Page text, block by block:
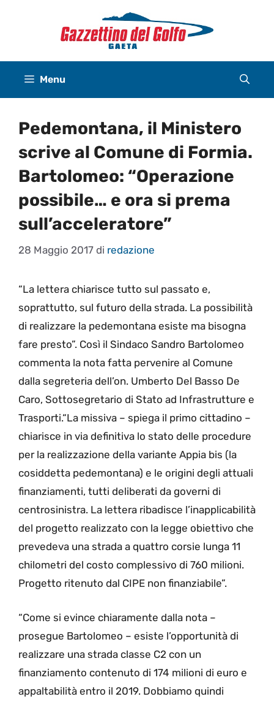
Menu
Pedemontana, il Ministero
scrive al Comune di Formia.
Bartolomeo: “Operazione
possibile… e ora si prema
sull’acceleratore”
28 Maggio 2017 di redazione
“La lettera chiarisce tutto sul passato e,
soprattutto, sul futuro della strada. La possibilità
di realizzare la pedemontana esiste ma bisogna
fare presto”. Così il Sindaco Sandro Bartolomeo
commenta la nota fatta pervenire al Comune
dalla segreteria dell’on. Umberto Del Basso De
Caro, Sottosegretario di Stato ad Infrastrutture e
Trasporti.“La missiva – spiega il primo cittadino –
chiarisce in via definitiva lo stato delle procedure
per la realizzazione della variante Appia bis (la
cosiddetta pedemontana) e le origini degli attuali
finanziamenti, tutti deliberati da governi di
centrosinistra. La lettera ribadisce l’inapplicabilità
del progetto realizzato con la legge obiettivo che
prevedeva una strada a quattro corsie lunga 11
chilometri del costo complessivo di 760 milioni.
Progetto ritenuto dal CIPE non finanziabile”.
“Come si evince chiaramente dalla nota –
prosegue Bartolomeo – esiste l’opportunità di
realizzare una strada classe C2 con un
finanziamento contenuto di 174 milioni di euro e
appaltabilità entro il 2019. Dobbiamo quindi